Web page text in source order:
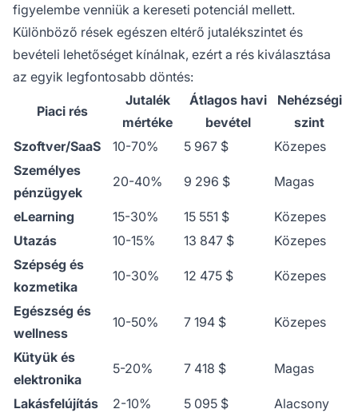
figyelembe venniük a kereseti potenciál mellett.
Különböző rések egészen eltérő jutalékszintet és
bevételi lehetőséget kínálnak, ezért a rés kiválasztása
az egyik legfontosabb döntés:
Piaci rés
Jutalék
mértéke
Átlagos havi
bevétel
Nehézségi
szint
Szoftver/SaaS
10-70% 5 967 $
Közepes
Személyes
pénzügyek
20-40% 9 296 $ Magas
eLearning 15-30% 15 551 $
Közepes
Utazás
10-15% 13 847 $
Közepes
Szépség és
kozmetika
10-30% 12 475 $ Közepes
Egészség és
wellness
10-50% 7 194 $ Közepes
Kütyük és
elektronika
5-20% 7 418 $ Magas
Lakásfelújítás 2-10% 5 095 $
Alacsony